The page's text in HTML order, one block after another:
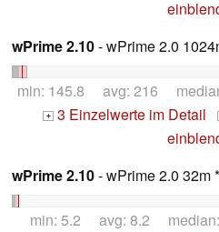
wPrime 2.10- wPrime 2.0
min: 145.8 avg: 216
+ 3 Einzelwerte im Detail
wPrime 2.10- wPrime 2.0 32m *
min: 5.2 avg: 8.2 median: